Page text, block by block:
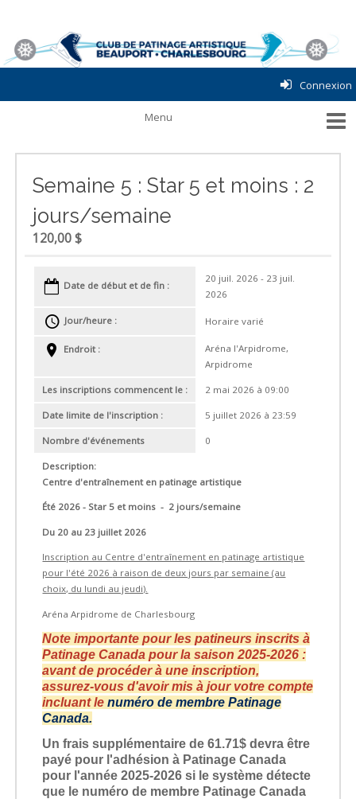
Connexion
Semaine 5 : Star 5 et moins : 2
jours/semaine
120,00 $
Date de début et de fin :
20 juil. 2026 - 23 juil.
2026
Jour/heure : Horaire varié
Endroit :
Aréna l'Arpidrome,
Arpidrome
Les inscriptions commencent le : 2 mai 2026 à 09:00
Date limite de l'inscription : 5 juillet 2026 à 23:59
Nombre d'événements 0
Description:
Centre d'entraînement en patinage artistique
Été 2026 - Star 5 et moins - 2 jours/semaine
Du 20 au 23 juillet 2026
Inscription au Centre d'entraînement en patinage artistique
pour l'été 2026 à raison de deux jours par semaine (au
choix, du lundi au jeudi).
Aréna Arpidrome de Charlesbourg
Note importante pour les patineurs inscrits à
Patinage Canada pour la saison 2025-2026 :
avant de procéder à une inscription,
assurez-vous d'avoir mis à jour votre compte
incluant lenuméro de membre Patinage
Canada.
Un frais supplémentaire de 61.71$ devra être
payé pour l'adhésion à Patinage Canada
pour l'année 2025-2026 si le système détecte
que le numéro de membre Patinage Canada